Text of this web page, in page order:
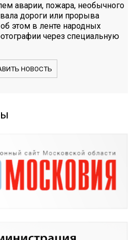
аварии, пожара, необычного
дороги или прорыва
этом в ленте народных
через специальную
НОВОСТЬ